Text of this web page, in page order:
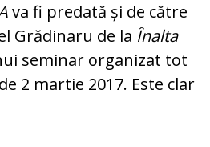
va fi predată și de către
Grădinaru de la Înalta
seminar organizat tot
2 martie 2017. Este clar